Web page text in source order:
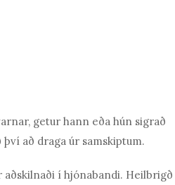
getur hann eða hún sigrað
að draga úr samskiptum.
í hjónabandi. Heilbrigð